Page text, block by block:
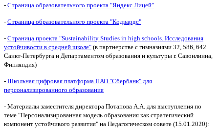
- Страница образовательного проекта "Яндекс.Лицей"
- Страница образовательного проекта "Кодвардс"
- Страница проекта "Sustainability Studies in high schools. Исследования
устойчивости в средней школе" (в партнерстве с гимназиями 32, 586, 642
Санкт-Петербурга и Департаментом образования и культуры г. Савонлинна,
Финляндия)
- Школьная цифровая платформа ПАО "Сбербанк" для
персонализированного образования
- Материалы заместителя директора Потапова А.А. для выступления по
теме "Персонализированная модель образования как стратегический
компонент устойчивого развития" на Педагогическом совете (15.01.2020):